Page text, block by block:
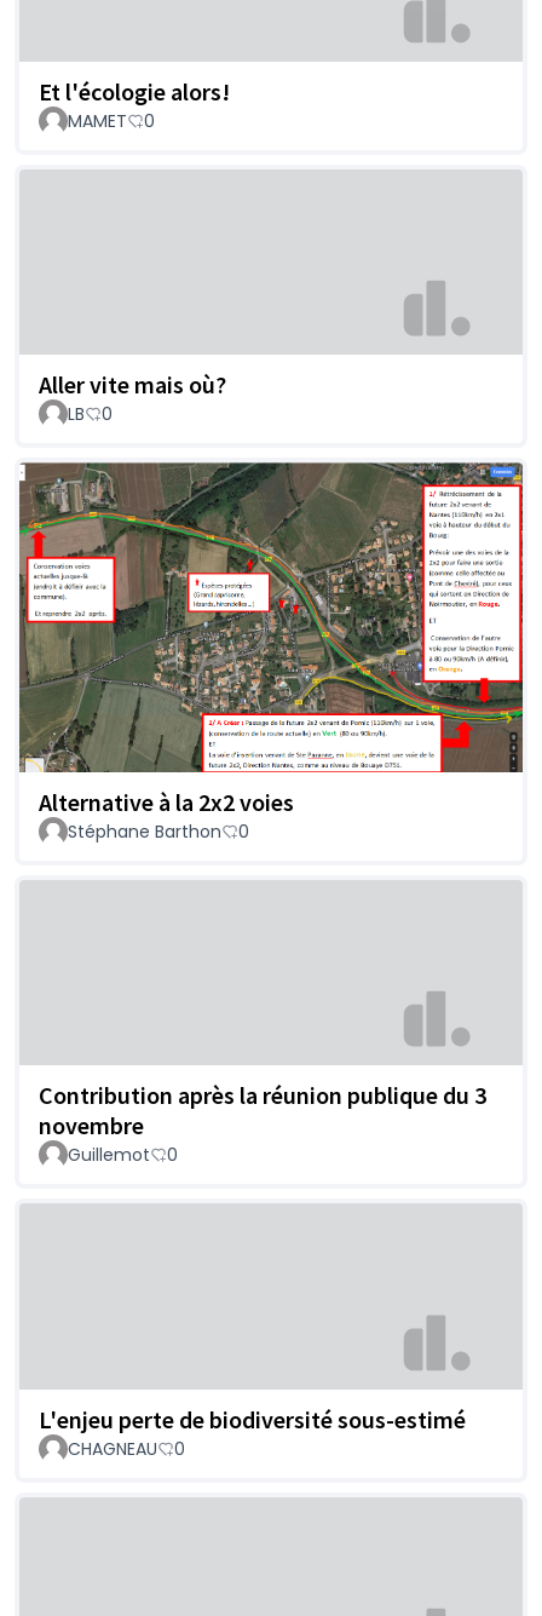
Et l'écologie alors!
MAMET 0
Aller vite mais où?
LB 0
Alternative à la 2x2 voies
Stéphane Barthon 0
Contribution après la réunion publique du 3
novembre
Guillemot 0
L'enjeu perte de biodiversité sous-estimé
CHAGNEAU 0